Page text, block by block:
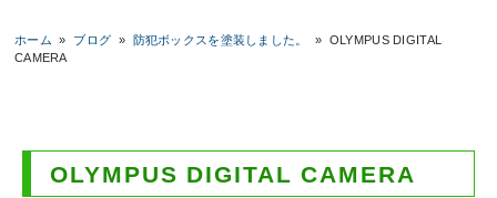
ホーム » ブログ » 防犯ボックスを塗装しました。 » OLYMPUS DIGITAL
CAMERA
OLYMPUS DIGITAL CAMERA